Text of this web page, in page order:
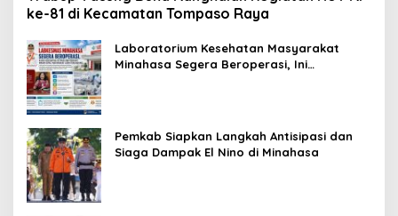
ke-81 di Kecamatan Tompaso Raya
Laboratorium Kesehatan Masyarakat
Minahasa Segera Beroperasi, Ini
Pemkab Siapkan Langkah Antisipasi dan
Siaga Dampak El Nino di Minahasa